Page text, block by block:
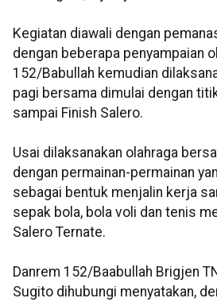
Kegiatan diawali dengan
dengan beberapa penyampaian
152/Babullah kemudian
pagi bersama dimulai dengan
sampai Finish Salero.
Usai dilaksanakan olahraga
dengan permainan-permainan
sebagai bentuk menjalin kerja
sepak bola, bola voli dan tenis
Salero Ternate.
Danrem 152/Baabullah Brigjen
Sugito dihubungi menyatakan,